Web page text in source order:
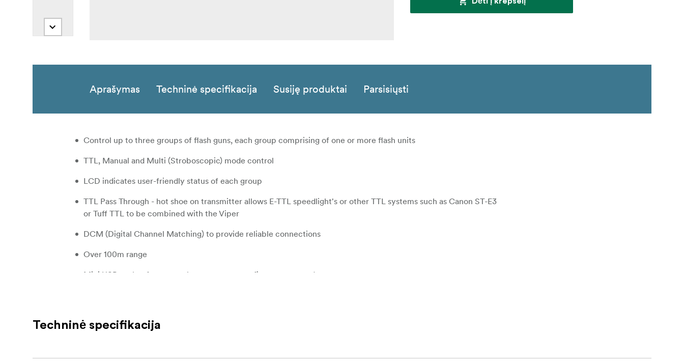
Aprašymas Techninė specifikacija Susiję produktai Parsisiųsti
Control up to three groups of flash guns, each group comprising of one or more flash units
TTL, Manual and Multi (Stroboscopic) mode control
LCD indicates user-friendly status of each group
TTL Pass Through - hot shoe on transmitter allows E-TTL speedlight's or other TTL systems such as Canon ST-E3
or Tuff TTL to be combined with the Viper
DCM (Digital Channel Matching) to provide reliable connections
Over 100m range
Mini USB socket for external power source or firmware upgrade
Techninė specifikacija